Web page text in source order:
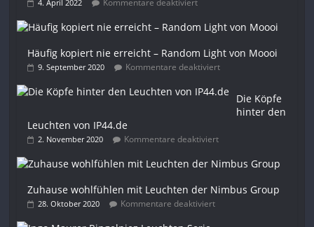
4. April 2022
Häufig kopiert nie erreicht – Random Light von Moooi
9. September 2020 Kommentare deaktiviert
Die Köpfe
hinter den
Leuchten von IP44.de
2. November 2020 Kommentare deaktiviert
Zuhause wohlfühlen mit Leuchten der Nimbus Group
28. Oktober 2020 Kommentare deaktiviert